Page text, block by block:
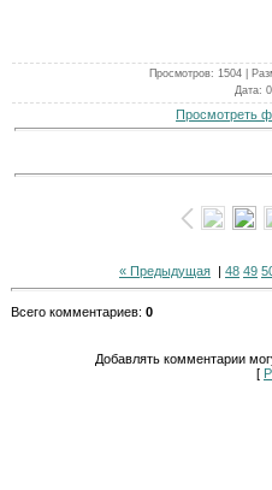
Просмотров: 1504 |
Дата:
Просмотреть
« Предыдущая | 48 49
Всего комментариев: 0
Добавлять комментарии
[